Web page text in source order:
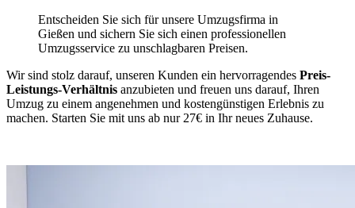
Entscheiden Sie sich für unsere Umzugsfirma in
Gießen und sichern Sie sich einen professionellen
Umzugsservice zu unschlagbaren Preisen.
Wir sind stolz darauf, unseren Kunden ein hervorragendes Preis-
Leistungs-Verhältnis anzubieten und freuen uns darauf, Ihren
Umzug zu einem angenehmen und kostengünstigen Erlebnis zu
machen. Starten Sie mit uns ab nur 27€ in Ihr neues Zuhause.